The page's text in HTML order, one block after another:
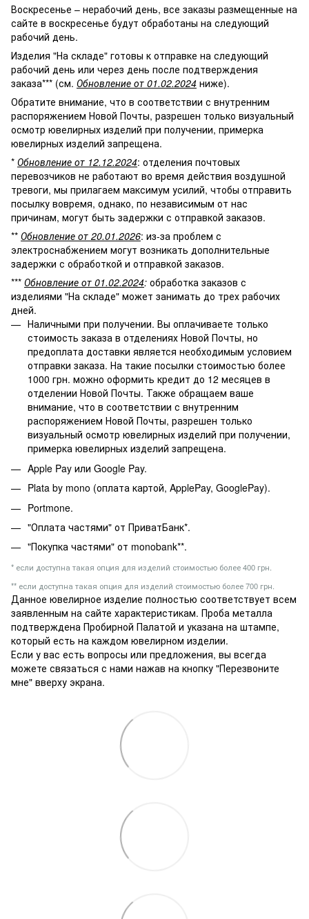
Воскресенье – нерабочий день, все заказы размещенные на
сайте в воскресенье будут обработаны на следующий
рабочий день.
Изделия "На складе" готовы к отправке на следующий
рабочий день или через день после подтверждения
заказа*** (см. Обновление от 01.02.2024 ниже).
Обратите внимание, что в соответствии с внутренним
распоряжением Новой Почты, разрешен только визуальный
осмотр ювелирных изделий при получении, примерка
ювелирных изделий запрещена.
* Обновление от 12.12.2024: отделения почтовых
перевозчиков не работают во время действия воздушной
тревоги, мы прилагаем максимум усилий, чтобы отправить
посылку вовремя, однако, по независимым от нас
причинам, могут быть задержки с отправкой заказов.
** Обновление от 20.01.2026: из-за проблем с
электроснабжением могут возникать дополнительные
задержки с обработкой и отправкой заказов.
*** Обновление от 01.02.2024: обработка заказов с
изделиями "На складе" может занимать до трех рабочих
дней.
Наличными при получении. Вы оплачиваете только
стоимость заказа в отделениях Новой Почты, но
предоплата доставки является необходимым условием
отправки заказа. На такие посылки стоимостью более
1000 грн. можно оформить кредит до 12 месяцев в
отделении Новой Почты. Также обращаем ваше
внимание, что в соответствии с внутренним
распоряжением Новой Почты, разрешен только
визуальный осмотр ювелирных изделий при получении,
примерка ювелирных изделий запрещена.
Apple Pay или Google Pay.
Plata by mono (оплата картой, ApplePay, GooglePay).
Portmone.
"Оплата частями" от ПриватБанк*.
"Покупка частями" от monobank**.
* если доступна такая опция для изделий стоимостью более 400 грн.
** если доступна такая опция для изделий стоимостью более 700 грн.
Данное ювелирное изделие полностью соответствует всем
заявленным на сайте характеристикам. Проба металла
подтверждена Пробирной Палатой и указана на штампе,
который есть на каждом ювелирном изделии.
Если у вас есть вопросы или предложения, вы всегда
можете связаться с нами нажав на кнопку "Перезвоните
мне" вверху экрана.